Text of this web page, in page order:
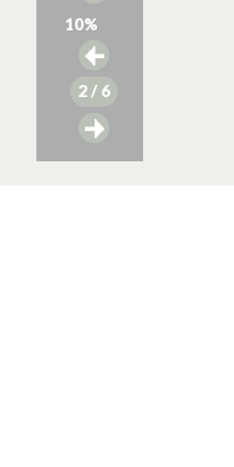
10%
2/ 6